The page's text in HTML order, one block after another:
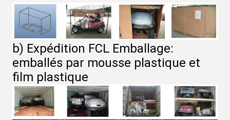
b) Expédition FCL Emballage:
emballés par mousse plastique et
film plastique